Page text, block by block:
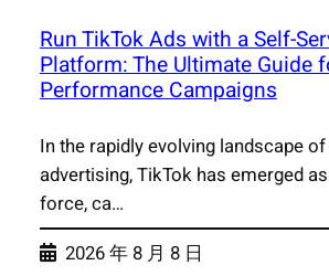
Run TikTok Ads with a Self-
Platform: The Ultimate Guide
Performance Campaigns
In the rapidly evolving landscape
advertising, TikTok has emerged
force, ca…
2026 年 8 月 8 日